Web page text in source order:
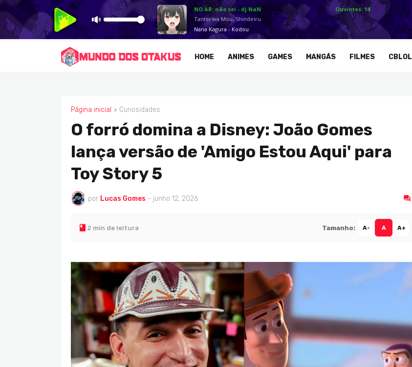
HOME ANIMES GAMES MANGÁS FILMES CBLOL
Página inicial Curiosidades
CURIOSIDADES
O forró domina a Disney: João Gomes
lança versão de 'Amigo Estou Aqui' para
Toy Story 5
por Lucas Gomes - junho 12, 2026
2 min de leitura Tamanho: A- A A+